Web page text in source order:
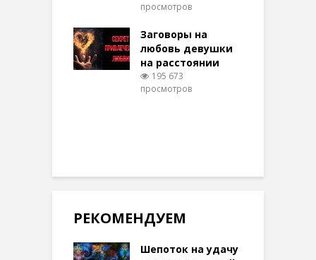
просмотров
Заговоры на
любовь девушки
на расстоянии
195 673
просмотров
РЕКОМЕНДУЕМ
Шепоток на удачу